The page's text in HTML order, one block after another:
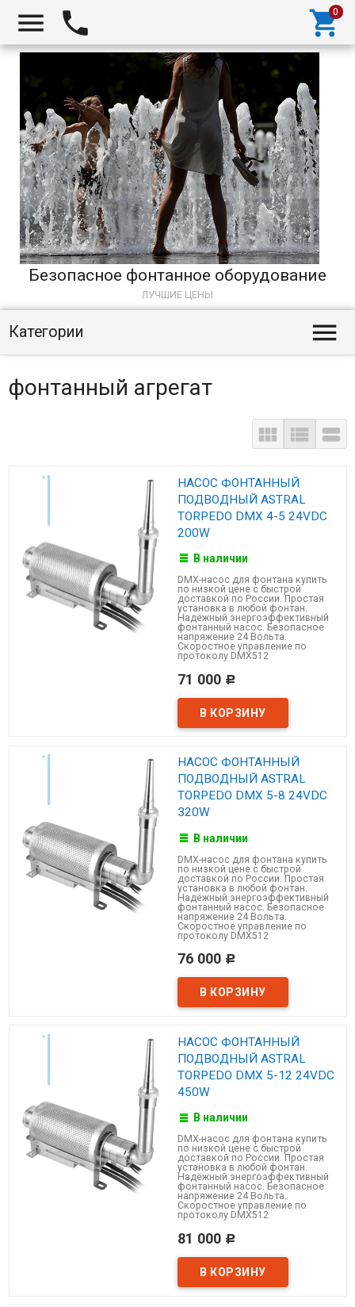
  
Безопасное фонтанное оборудование
ЛУЧШИЕ ЦЕНЫ
Категории 
фонтанный агрегат
  
НАСОС ФОНТАННЫЙ
ПОДВОДНЫЙ ASTRAL
TORPEDO DMX 4-5 24VDC
200W
В наличии
DMX-насос для фонтана купить
по низкой цене с быстрой
доставкой по России. Простая
установка в любой фонтан.
Надёжный энергоэффективный
фонтанный насос. Безопасное
напряжение 24 Вольта.
Скоростное управление по
протоколу DMX512
71 000 Р
НАСОС ФОНТАННЫЙ
ПОДВОДНЫЙ ASTRAL
TORPEDO DMX 5-8 24VDC
320W
В наличии
DMX-насос для фонтана купить
по низкой цене с быстрой
доставкой по России. Простая
установка в любой фонтан.
Надёжный энергоэффективный
фонтанный насос. Безопасное
напряжение 24 Вольта.
Скоростное управление по
протоколу DMX512
76 000 Р
НАСОС ФОНТАННЫЙ
ПОДВОДНЫЙ ASTRAL
TORPEDO DMX 5-12 24VDC
450W
В наличии
DMX-насос для фонтана купить
по низкой цене с быстрой
доставкой по России. Простая
установка в любой фонтан.
Надёжный энергоэффективный
фонтанный насос. Безопасное
напряжение 24 Вольта.
Скоростное управление по
протоколу DMX512
81 000 Р